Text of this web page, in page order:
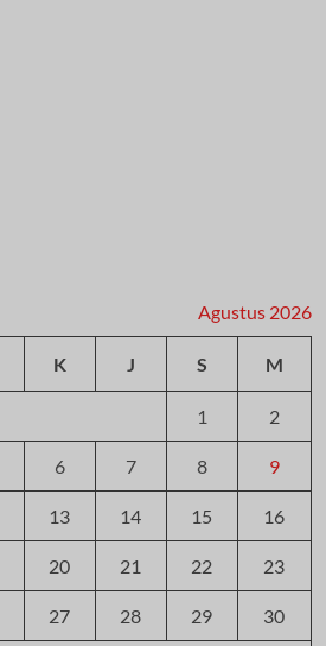
Agustus 2026
K J S M
1 2
6 7 8 9
13 14 15 16
20 21 22 23
27 28 29 30